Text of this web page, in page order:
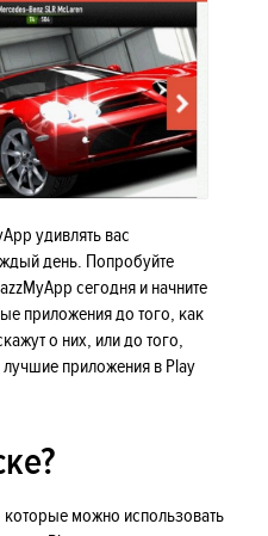
удивлять вас
день. Попробуйте
сегодня и начните
приложения до того, как
о них, или до того,
лучшие приложения в Play
можно использовать